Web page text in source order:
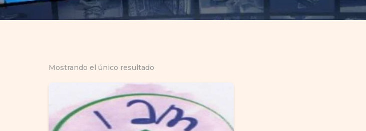
Mostrando el único resultado